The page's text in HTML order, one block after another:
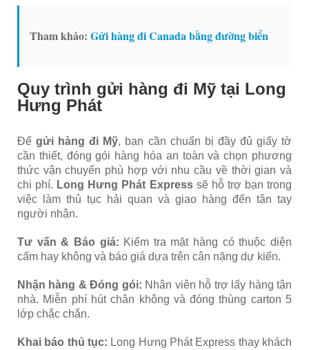
Tham khảo: Gửi hàng đi Canada bằng đường biển
Quy trình gửi hàng đi Mỹ tại Long
Hưng Phát
Đểgửi hàng đi Mỹ, bạn cần chuẩn bị đầy đủ giấy tờ
cần thiết, đóng gói hàng hóa an toàn và chọn phương
thức vận chuyển phù hợp với nhu cầu về thời gian và
chi phí. Long Hưng Phát Expresssẽ hỗ trợ bạn trong
việc làm thủ tục hải quan và giao hàng đến tận tay
người nhận.
Tư vấn & Báo giá: Kiểm tra mặt hàng có thuộc diện
cấm hay không và báo giá dựa trên cân nặng dự kiến.
Nhận hàng & Đóng gói: Nhân viên hỗ trợ lấy hàng tận
nhà. Miễn phí hút chân không và đóng thùng carton 5
lớp chắc chắn.
Khai báo thủ tục: Long Hưng Phát Express thay khách